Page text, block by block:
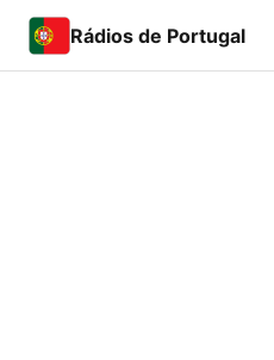
Rádios de Portugal